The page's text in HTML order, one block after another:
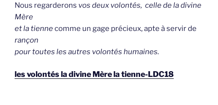
Nous regarderons vos deux volontés, celle de la divine
Mère
et la tiennecomme un gage précieux, apte à servir de
rançon
pour toutes les autres volontés humaines.
les volontés la divine Mère la tienne-LDC18